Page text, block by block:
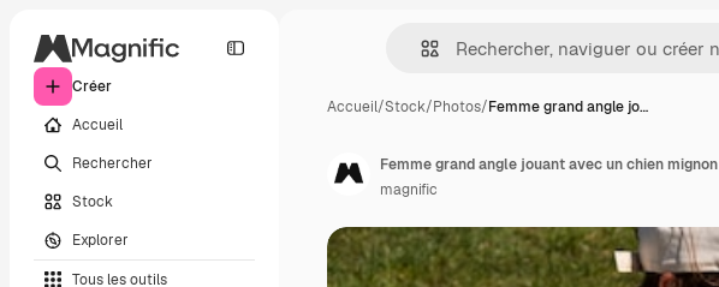
Créer
Accueil
Rechercher
Stock
Explorer
Tous les outils
Accueil/Stock/Photos/Femme grand angle jo…
Femme grand angle jouant avec un chien mignon
magnific